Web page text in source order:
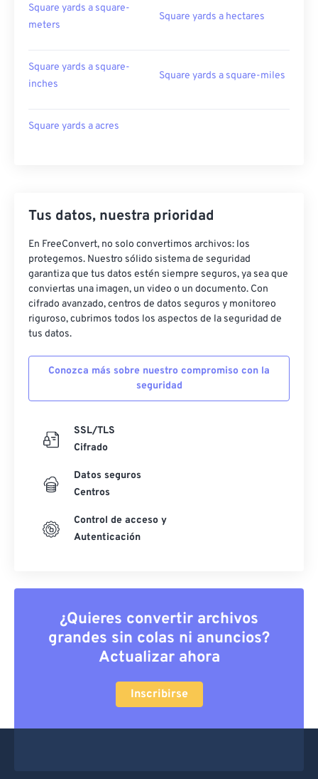
Square yards a square-
meters
Square yards a hectares
Square yards a square-
inches
Square yards a square-miles
Square yards a acres
Tus datos, nuestra prioridad
En FreeConvert, no solo convertimos archivos: los
protegemos. Nuestro sólido sistema de seguridad
garantiza que tus datos estén siempre seguros, ya sea que
conviertas una imagen, un video o un documento. Con
cifrado avanzado, centros de datos seguros y monitoreo
riguroso, cubrimos todos los aspectos de la seguridad de
tus datos.
Conozca más sobre nuestro compromiso con la
seguridad
SSL/TLS
Cifrado
Datos seguros
Centros
Control de acceso y
Autenticación
¿Quieres convertir archivos
grandes sin colas ni anuncios?
Actualizar ahora
Inscribirse